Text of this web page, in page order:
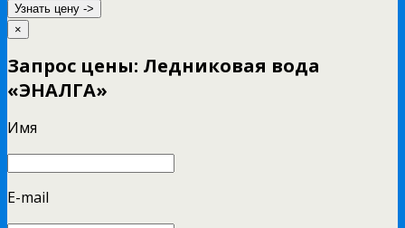
Узнать цену ->
×
Запрос цены: Ледниковая вода
«ЭНАЛГА»
Имя
E-mail